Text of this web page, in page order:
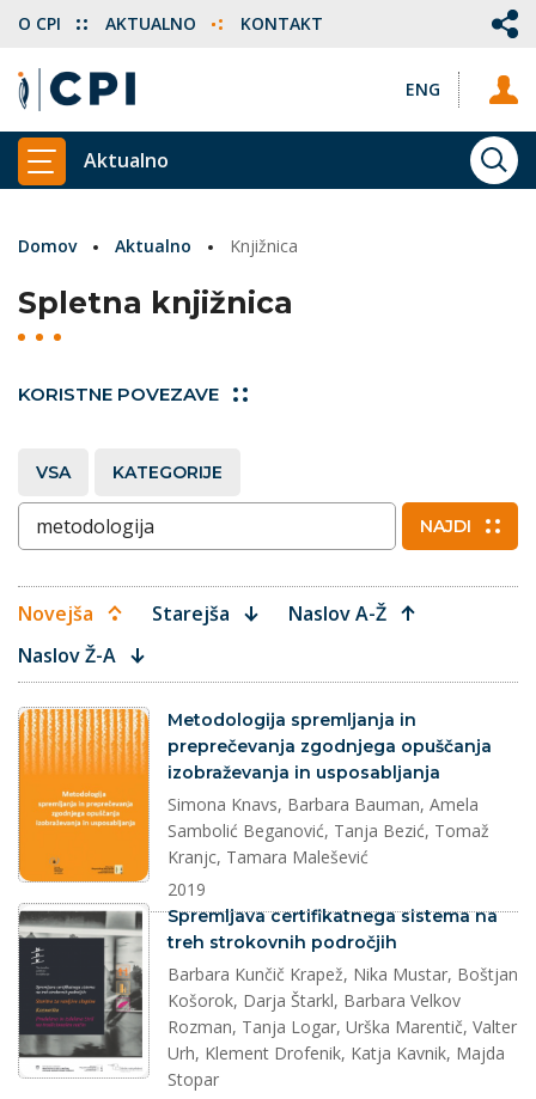
ENG
O CPI AKTUALNO KONTAKT
PRIKAŽI GLAVNI MENI
Aktualno
Domov Aktualno Knjižnica
Spletna knjižnica
KORISTNE POVEZAVE
VSA KATEGORIJE
Vnesite ključne besede NAJDI
Novejša Starejša
Naslov A-Ž
Naslov Ž-A
dokument
Metodologija spremljanja in
preprečevanja zgodnjega opuščanja
izobraževanja in usposabljanja
Simona Knavs, Barbara Bauman, Amela
Sambolić Beganović, Tanja Bezić, Tomaž
Kranjc, Tamara Malešević
2019
dokument
Spremljava certifikatnega sistema na
treh strokovnih področjih
Barbara Kunčič Krapež, Nika Mustar, Boštjan
Košorok, Darja Štarkl, Barbara Velkov
Rozman, Tanja Logar, Urška Marentič, Valter
Urh, Klement Drofenik, Katja Kavnik, Majda
Stopar